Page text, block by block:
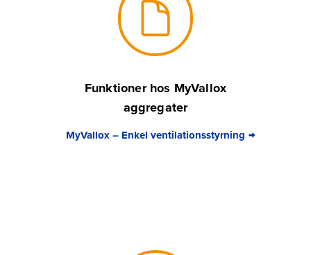
Funktioner hos MyVallox
aggregater
MyVallox – Enkel ventilationsstyrning